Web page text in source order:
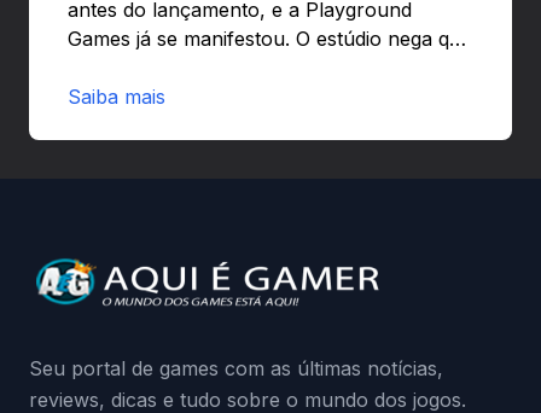
antes do lançamento, e a Playground
Games já se manifestou. O estúdio nega que
preload e avisa que quem usar versões não
da Playground: negação do preload,
medidas contra acessos não autorizados
Saiba mais
Seu portal de games com as últimas notícias,
reviews, dicas e tudo sobre o mundo dos jogos.